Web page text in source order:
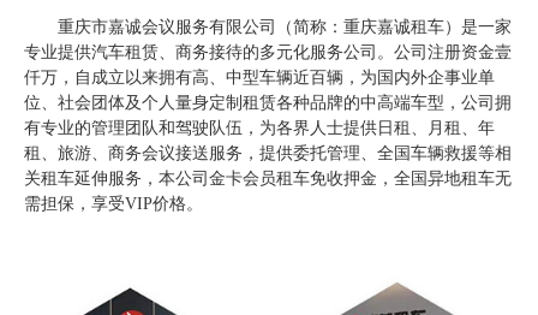
重庆市嘉诚会议服务有限公司（简称：重庆嘉诚租车）是一家
专业提供汽车租赁、商务接待的多元化服务公司。公司注册资金壹
仟万，自成立以来拥有高、中型车辆近百辆，为国内外企事业单
位、社会团体及个人量身定制租赁各种品牌的中高端车型，公司拥
有专业的管理团队和驾驶队伍，为各界人士提供日租、月租、年
租、旅游、商务会议接送服务，提供委托管理、全国车辆救援等相
关租车延伸服务，本公司金卡会员租车免收押金，全国异地租车无
需担保，享受VIP价格。